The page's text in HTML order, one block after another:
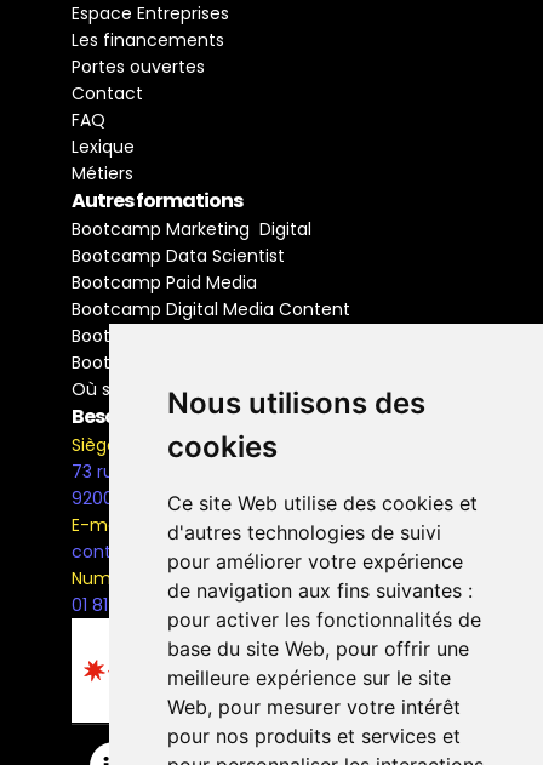
Nous utilisons des
cookies
Ce site Web utilise des cookies et
d'autres technologies de suivi
pour améliorer votre expérience
de navigation aux fins suivantes :
pour activer les fonctionnalités de
base du site Web, pour offrir une
meilleure expérience sur le site
Web, pour mesurer votre intérêt
pour nos produits et services et
Espace Entreprises
Les financements
Portes ouvertes
Contact
FAQ
Lexique
Métiers
Autres formations
Bootcamp Marketing  Digital
Bootcamp Data Scientist
Bootcamp Paid Media
Bootcamp Digital Media Content
Bootcamp Social Media Manager
Bootcamp Buyer Media
Où se former
Besoin d'information ?
Siège Social
73 rue Henri Barbusse,
92000, Nanterre
E-mail
contact@the-bridge.fr
Numéro de téléphone
01 81 93 68 42